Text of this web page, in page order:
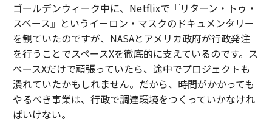
ゴールデンウィーク中に、Netflixで『リターン・トゥ・
スペース』というイーロン・マスクのドキュメンタリー
を観ていたのですが、NASAとアメリカ政府が行政発注
を行うことでスペースXを徹底的に支えているのです。ス
ペースXだけで頑張っていたら、途中でプロジェクトも
潰れていたかもしれません。だから、時間がかかっても
やるべき事業は、行政で調達環境をつくっていかなけれ
ばいけない。